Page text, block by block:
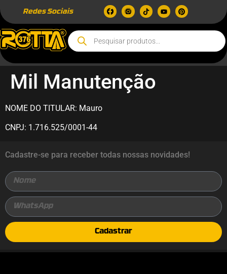
Redes Sociais
Mil Manutenção
NOME DO TITULAR: Mauro
CNPJ: 1.716.525/0001-44
Cadastre-se para receber todas nossas novidades!
Cadastrar